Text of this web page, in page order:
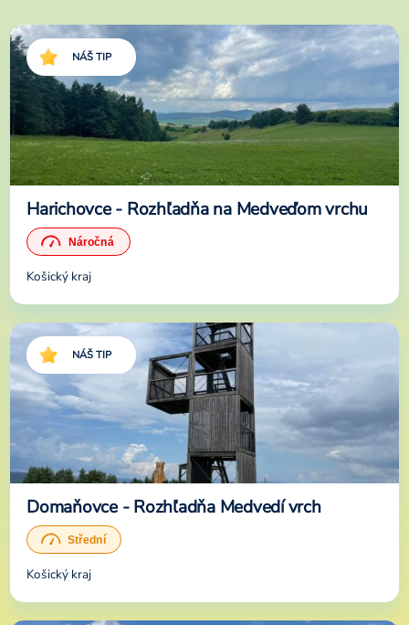
NÁŠ TIP
Harichovce - Rozhľadňa na Medveďom vrchu
Košický kraj
NÁŠ TIP
Domaňovce - Rozhľadňa Medvedí vrch
Košický kraj